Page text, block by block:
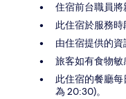
住宿前台職員
此住宿於服務
由住宿提供的資
旅客如有食物敏
此住宿的餐廳
為 20:30)。